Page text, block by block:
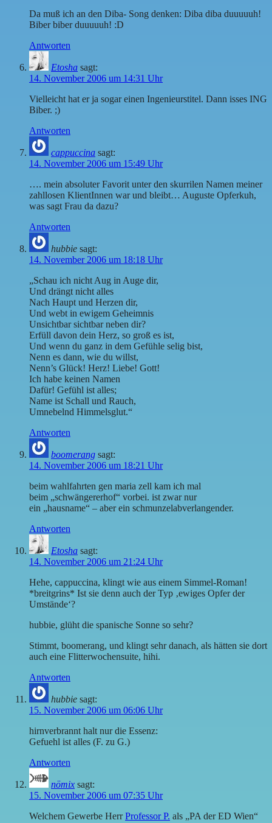
Da muß ich an den Diba- Song denken: Diba diba duuuuuh!
Biber biber duuuuuh! :D
Antworten
Etosha sagt:
14. November 2006 um 14:31 Uhr
Vielleicht hat er ja sogar einen Ingenieurstitel. Dann isses ING
Biber. ;)
Antworten
cappuccina sagt:
14. November 2006 um 15:49 Uhr
…. mein absoluter Favorit unter den skurrilen Namen meiner
zahllosen KlientInnen war und bleibt… Auguste Opferkuh,
was sagt Frau da dazu?
Antworten
hubbie sagt:
14. November 2006 um 18:18 Uhr
„Schau ich nicht Aug in Auge dir,
Und drängt nicht alles
Nach Haupt und Herzen dir,
Und webt in ewigem Geheimnis
Unsichtbar sichtbar neben dir?
Erfüll davon dein Herz, so groß es ist,
Und wenn du ganz in dem Gefühle selig bist,
Nenn es dann, wie du willst,
Nenn’s Glück! Herz! Liebe! Gott!
Ich habe keinen Namen
Dafür! Gefühl ist alles;
Name ist Schall und Rauch,
Umnebelnd Himmelsglut.“
Antworten
boomerang sagt:
14. November 2006 um 18:21 Uhr
beim wahlfahrten gen maria zell kam ich mal
beim „schwängererhof“ vorbei. ist zwar nur
ein „hausname“ – aber ein schmunzelabverlangender.
Antworten
Etosha sagt:
14. November 2006 um 21:24 Uhr
Hehe, cappuccina, klingt wie aus einem Simmel-Roman!
*breitgrins* Ist sie denn auch der Typ ‚ewiges Opfer der
Umstände‘?
hubbie, glüht die spanische Sonne so sehr?
Stimmt, boomerang, und klingt sehr danach, als hätten sie dort
auch eine Flitterwochensuite, hihi.
Antworten
hubbie sagt:
15. November 2006 um 06:06 Uhr
hirnverbrannt halt nur die Essenz:
Gefuehl ist alles (F. zu G.)
Antworten
nömix sagt:
15. November 2006 um 07:35 Uhr
Welchem Gewerbe HerrProfessor P. als „PA der ED Wien“